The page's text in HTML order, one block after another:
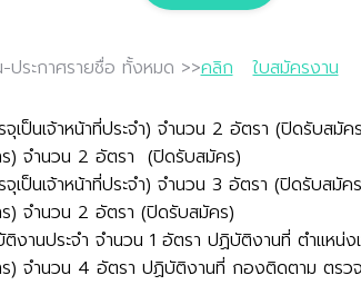
ประกาศรายชื่อ ทั้งหมด >>คลิก ใบสมัครงาน
ป็นเจ้าหน้าที่ประจำ) จำนวน 2 อัตรา (ปิดรับสมัค
าร) จำนวน 2 อัตรา (ปิดรับสมัคร)
ป็นเจ้าหน้าที่ประจำ) จำนวน 3 อัตรา (ปิดรับสมัค
ร) จำนวน 2 อัตรา (ปิดรับสมัคร)
งานประจำ จำนวน 1 อัตรา ปฏิบัติงานที่ ตำแหน่ง
ร) จำนวน 4 อัตรา ปฏิบัติงานที่ กองติดตาม ตร